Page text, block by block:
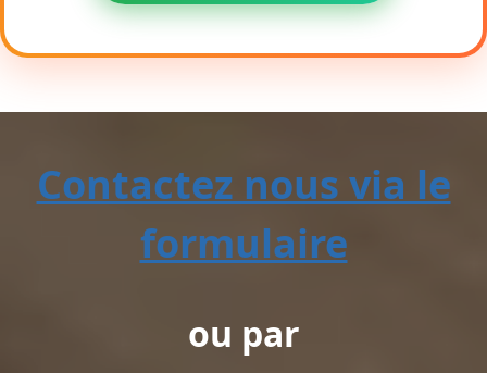
Contactez nous via le
formulaire
ou par